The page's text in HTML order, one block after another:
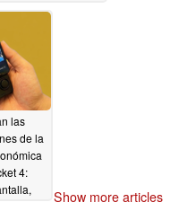
las
de la
4:
Show more articles